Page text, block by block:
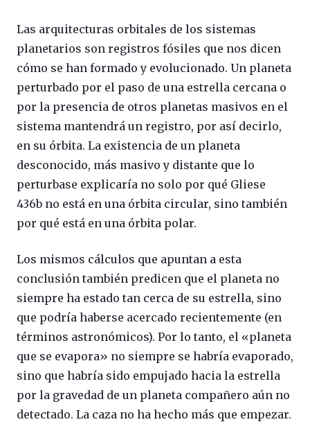
Las arquitecturas orbitales de los sistemas
planetarios son registros fósiles que nos dicen
cómo se han formado y evolucionado. Un planeta
perturbado por el paso de una estrella cercana o
por la presencia de otros planetas masivos en el
sistema mantendrá un registro, por así decirlo,
en su órbita. La existencia de un planeta
desconocido, más masivo y distante que lo
perturbase explicaría no solo por qué Gliese
436b no está en una órbita circular, sino también
por qué está en una órbita polar.
Los mismos cálculos que apuntan a esta
conclusión también predicen que el planeta no
siempre ha estado tan cerca de su estrella, sino
que podría haberse acercado recientemente (en
términos astronómicos). Por lo tanto, el «planeta
que se evapora» no siempre se habría evaporado,
sino que habría sido empujado hacia la estrella
por la gravedad de un planeta compañero aún no
detectado. La caza no ha hecho más que empezar.